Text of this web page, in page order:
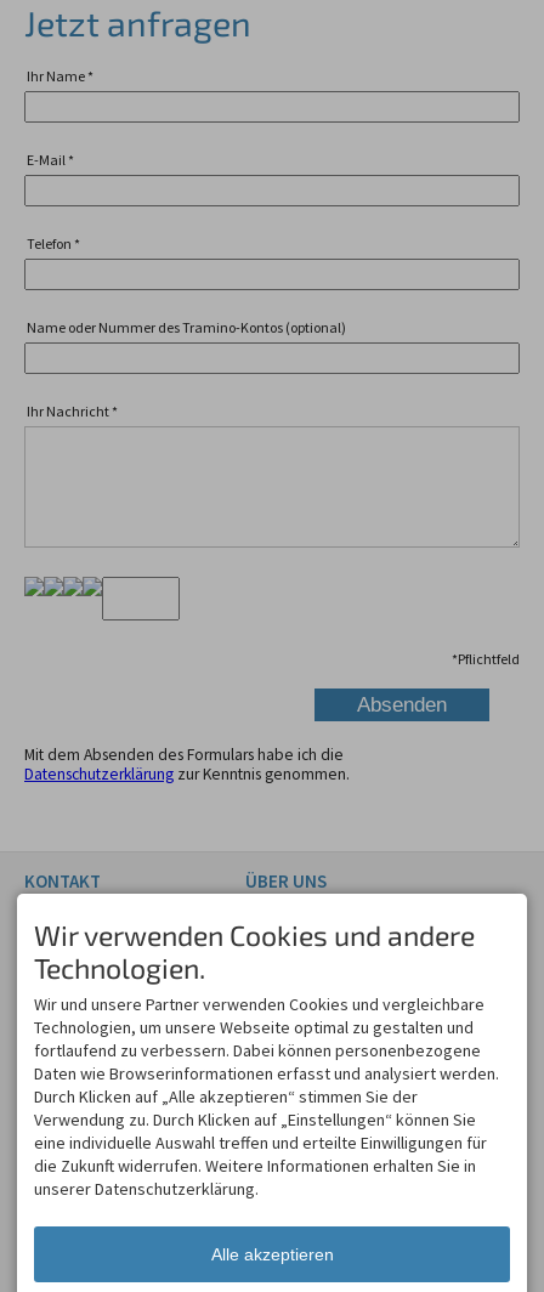
Jetzt anfragen
Ihr Name *
E-Mail *
Telefon *
Name oder Nummer des Tramino-Kontos (optional)
Ihr Nachricht *
*Pflichtfeld
Mit dem Absenden des Formulars habe ich die
Datenschutzerklärung zur Kenntnis genommen.
KONTAKT
Cornel Scheuerl
Weststraße 37
87561 Oberstdorf
DEUTSCHLAND
Tel.+49 8326 997 95 90
support@conceptstark.com
ÜBER UNS
Tramino Service Provider.
Tramino und bietet seit
Dezember 2024
Serviceleistungen auf Basis
der Tramino-Software für
Bestands- und Neukunden
an.
SUPPORT
Haben Sie ein Konto und
eine Frage zu unserem
uns unter
support@conceptstark.com
oder nutzen Sie das
TELEFONISCHE
SUPPORTZEITEN
Mo - Fr
Wir verwenden Cookies und andere
Technologien.
Wir und unsere Partner verwenden Cookies und vergleichbare
Technologien, um unsere Webseite optimal zu gestalten und
fortlaufend zu verbessern. Dabei können personenbezogene
Daten wie Browserinformationen erfasst und analysiert werden.
Durch Klicken auf „Alle akzeptieren“ stimmen Sie der
Verwendung zu. Durch Klicken auf „Einstellungen“ können Sie
eine individuelle Auswahl treffen und erteilte Einwilligungen für
die Zukunft widerrufen. Weitere Informationen erhalten Sie in
unserer Datenschutzerklärung.
Alle akzeptieren